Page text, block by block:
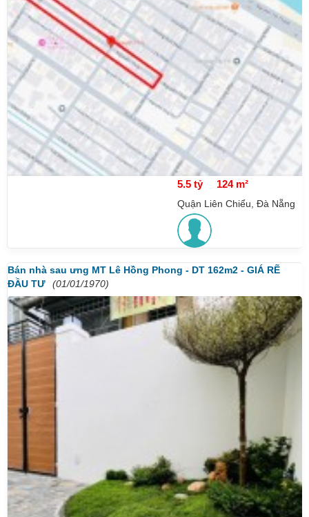
5.5 tỷ 124 m²
Quận Liên Chiểu, Đà Nẵng
Bán nhà sau ưng MT Lê Hồng Phong - DT 162m2 - GIÁ RẼ
ĐẦU TƯ
(01/01/1970)